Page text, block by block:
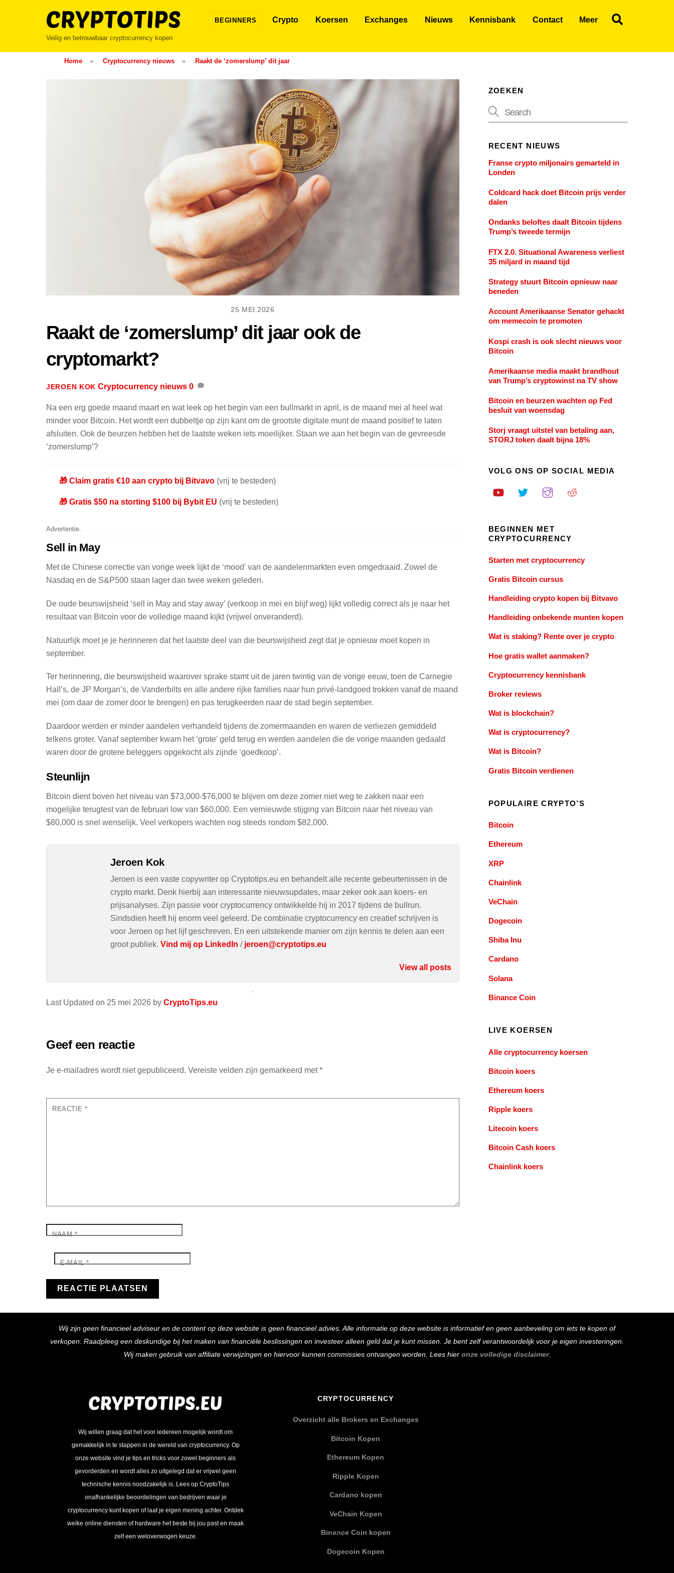
Veilig en betrouwbaar cryptocurrency kopen
BEGINNERS Crypto Koersen Exchanges Nieuws Kennisbank Contact Meer
Home » Cryptocurrency nieuws » Raakt de ‘zomerslump’ dit jaar
25 MEI 2026
Raakt de ‘zomerslump’ dit jaar ook de
cryptomarkt?
JEROEN KOK Cryptocurrency nieuws 0
Last Updated on 25 mei 2026 by CryptoTips.eu
Na een erg goede maand maart en wat leek op het begin van een bullmarkt in april, is de maand mei al heel wat
minder voor Bitcoin. Het wordt een dubbeltje op zijn kant om de grootste digitale munt de maand positief te laten
afsluiten. Ook de beurzen hebben het de laatste weken iets moeilijker. Staan we aan het begin van de gevreesde
‘zomerslump’?
🎁 Claim gratis €10 aan crypto bij Bitvavo(vrij te besteden)
🎁 Gratis $50 na storting $100 bij Bybit EU (vrij te besteden)
Advertentie.
Sell in May
Met de Chinese correctie van vorige week lijkt de ‘mood’ van de aandelenmarkten even omgedraaid. Zowel de
Nasdaq en de S&P500 staan lager dan twee weken geleden.
De oude beurswijsheid ‘sell in May and stay away’ (verkoop in mei en blijf weg) lijkt volledig correct als je naar het
resultaat van Bitcoin voor de volledige maand kijkt (vrijwel onveranderd).
Natuurlijk moet je je herinneren dat het laatste deel van die beurswijsheid zegt dat je opnieuw moet kopen in
september.
Ter herinnering, die beurswijsheid waarover sprake stamt uit de jaren twintig van de vorige eeuw, toen de Carnegie
Hall’s, de JP Morgan’s, de Vanderbilts en alle andere rijke families naar hun privé-landgoed trokken vanaf de maand
mei (om daar de zomer door te brengen) en pas terugkeerden naar de stad begin september.
Daardoor werden er minder aandelen verhandeld tijdens de zomermaanden en waren de verliezen gemiddeld
telkens groter. Vanaf september kwam het ‘grote’ geld terug en werden aandelen die de vorige maanden gedaald
waren door de grotere beleggers opgekocht als zijnde ‘goedkoop’.
Steunlijn
Bitcoin dient boven het niveau van $73,000-$76,000 te blijven om deze zomer niet weg te zakken naar een
mogelijke terugtest van de februari low van $60,000. Een vernieuwde stijging van Bitcoin naar het niveau van
$80,000 is snel wenselijk. Veel verkopers wachten nog steeds rondom $82,000.
Jeroen Kok
Jeroen is een vaste copywriter op Cryptotips.eu en behandelt alle recente gebeurtenissen in de
crypto markt. Denk hierbij aan interessante nieuwsupdates, maar zeker ook aan koers- en
prijsanalyses. Zijn passie voor cryptocurrency ontwikkelde hij in 2017 tijdens de bullrun.
Sindsdien heeft hij enorm veel geleerd. De combinatie cryptocurrency en creatief schrijven is
voor Jeroen op het lijf geschreven. En een uitstekende manier om zijn kennis te delen aan een
groot publiek. Vind mij op LinkedIn / jeroen@cryptotips.eu
View all posts
Geef een reactie
Je e-mailadres wordt niet gepubliceerd. Vereiste velden zijn gemarkeerd met*
REACTIE*
NAAM*
E-MAIL*
ZOEKEN
RECENT NIEUWS
Franse crypto miljonairs gemarteld in
Londen
Coldcard hack doet Bitcoin prijs verder
dalen
Ondanks beloftes daalt Bitcoin tijdens
Trump’s tweede termijn
FTX 2.0. Situational Awareness verliest
35 miljard in maand tijd
Strategy stuurt Bitcoin opnieuw naar
beneden
Account Amerikaanse Senator gehackt
om memecoin te promoten
Kospi crash is ook slecht nieuws voor
Bitcoin
Amerikaanse media maakt brandhout
van Trump’s cryptowinst na TV show
Bitcoin en beurzen wachten op Fed
besluit van woensdag
Storj vraagt uitstel van betaling aan,
STORJ token daalt bijna 18%
VOLG ONS OP SOCIAL MEDIA
BEGINNEN MET
CRYPTOCURRENCY
Starten met cryptocurrency
Gratis Bitcoin cursus
Handleiding crypto kopen bij Bitvavo
Handleiding onbekende munten kopen
Wat is staking? Rente over je crypto
Hoe gratis wallet aanmaken?
Cryptocurrency kennisbank
Broker reviews
Wat is blockchain?
Wat is cryptocurrency?
Wat is Bitcoin?
Gratis Bitcoin verdienen
POPULAIRE CRYPTO’S
Bitcoin
Ethereum
XRP
Chainlink
VeChain
Dogecoin
Shiba Inu
Cardano
Solana
Binance Coin
LIVE KOERSEN
Alle cryptocurrency koersen
Bitcoin koers
Ethereum koers
Ripple koers
Litecoin koers
Bitcoin Cash koers
Chainlink koers
To
Top
Wij zijn geen financieel adviseur en de content op deze website is geen financieel advies. Alle informatie op deze website is informatief en geen aanbeveling om iets te kopen of
verkopen. Raadpleeg een deskundige bij het maken van financiële beslissingen en investeer alleen geld dat je kunt missen. Je bent zelf verantwoordelijk voor je eigen investeringen.
Wij maken gebruik van affiliate verwijzingen en hiervoor kunnen commissies ontvangen worden. Lees hier onze volledige disclaimer.
Wij willen graag dat het voor iedereen mogelijk wordt om
gemakkelijk in te stappen in de wereld van cryptocurrency. Op
onze website vind je tips en tricks voor zowel beginners als
gevorderden en wordt alles zo uitgelegd dat er vrijwel geen
technische kennis noodzakelijk is. Lees op CryptoTips
onafhankelijke beoordelingen van bedrijven waar je
cryptocurrency kunt kopen of laat je eigen mening achter. Ontdek
welke online diensten of hardware het beste bij jou past en maak
zelf een weloverwogen keuze.
CRYPTOCURRENCY
Overzicht alle Brokers en Exchanges
Bitcoin Kopen
Ethereum Kopen
Ripple Kopen
Cardano kopen
VeChain Kopen
Binance Coin kopen
Dogecoin Kopen